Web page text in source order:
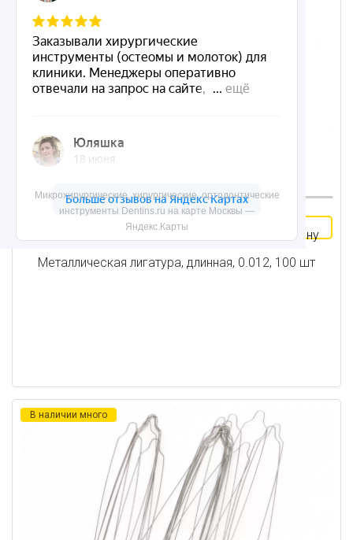
Микрохирургические, хирургические, ортодонтические
инструменты Dentins.ru на карте Москвы —
Яндекс.Карты
804 ₽
корзину
Металлическая лигатура, длинная, 0.012, 100 шт
В наличии много